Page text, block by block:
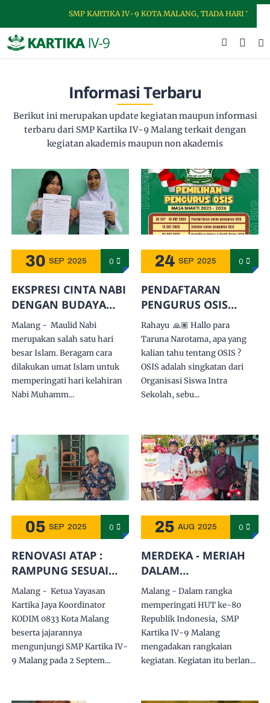
SMP KARTIKA IV-9 KOTA MALANG, TIADA HARI TANPA
Informasi Terbaru
Berikut ini merupakan update kegiatan maupun informasi
terbaru dari SMP Kartika IV-9 Malang terkait dengan
kegiatan akademis maupun non akademis
30 SEP 2025 0
EKSPRESI CINTA NABI
DENGAN BUDAYA
LITERASI
Malang - Maulid Nabi
merupakan salah satu hari
besar Islam. Beragam cara
dilakukan umat Islam untuk
memperingati hari kelahiran
Nabi Muhamm...
24 SEP 2025 0
PENDAFTARAN
PENGURUS OSIS
MASA BHAKTI 2025-
2026
Rahayu 🙏🏽 Hallo para
Taruna Narotama, apa yang
kalian tahu tentang OSIS ?
OSIS adalah singkatan dari
Organisasi Siswa Intra
Sekolah, sebu...
05 SEP 2025 0
RENOVASI ATAP :
RAMPUNG SESUAI
TARGET
Malang - Ketua Yayasan
Kartika Jaya Koordinator
KODIM 0833 Kota Malang
beserta jajarannya
mengunjungi SMP Kartika IV-
9 Malang pada 2 Septem...
25 AUG 2025 0
MERDEKA - MERIAH
DALAM
KEBERSAMAAN
KARTIKA
Malang - Dalam rangka
memperingati HUT ke-80
Republik Indonesia, SMP
Kartika IV-9 Malang
mengadakan rangkaian
kegiatan. Kegiatan itu berlan...